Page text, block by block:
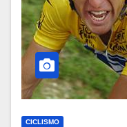
CICLISMO